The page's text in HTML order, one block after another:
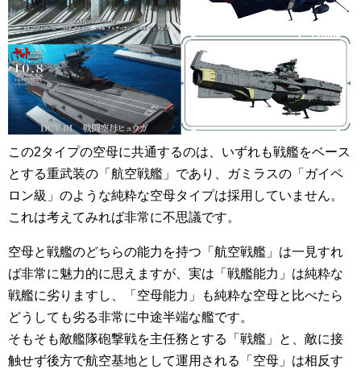
この2タイプの空母に共通するのは、いずれも戦艦をベース
とする重武装の「航空戦艦」であり、ガミラスの「ガイペ
ロン級」のような純粋な空母タイプは採用していません。
これは考えてみれば非常に不思議です。
空母と戦艦のどちらの能力を持つ「航空戦艦」は一見すれ
ば非常に魅力的に思えますが、実は「戦艦能力」は純粋な
戦艦に劣りますし、「空母能力」も純粋な空母と比べたら
どうしても劣る非常に中途半端な艦です。
そもそも敵艦隊砲撃戦を主任務とする「戦艦」と、敵に接
触せず後方で航空基地として運用される「空母」は相反す